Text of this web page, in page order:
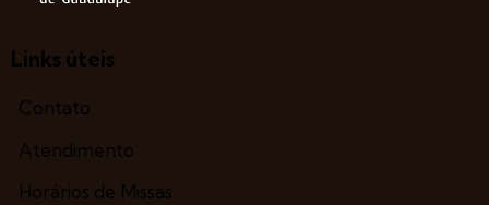
Links úteis
Contato
Atendimento
Horários de Missas